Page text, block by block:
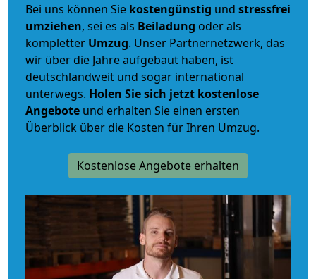
Bei uns können Sie kostengünstig und stressfrei
umziehen, sei es als Beiladung oder als
kompletter Umzug. Unser Partnernetzwerk, das
wir über die Jahre aufgebaut haben, ist
deutschlandweit und sogar international
unterwegs. Holen Sie sich jetzt kostenlose
Angebote und erhalten Sie einen ersten
Überblick über die Kosten für Ihren Umzug.
Kostenlose Angebote erhalten